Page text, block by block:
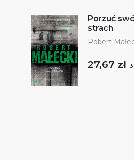
Porzuć
strach
Robert
27,67 zł